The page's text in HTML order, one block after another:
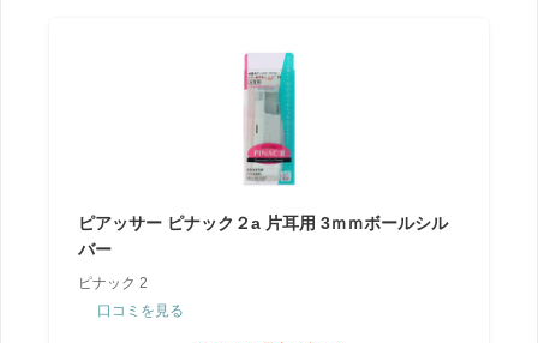
ピアッサー ピナック２a 片耳用 3ｍｍボールシル
バー
ピナック 2
口コミを見る